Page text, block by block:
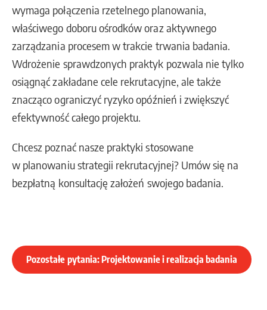
wymaga połączenia rzetelnego planowania,
właściwego doboru ośrodków oraz aktywnego
zarządzania procesem w trakcie trwania badania.
Wdrożenie sprawdzonych praktyk pozwala nie tylko
osiągnąć zakładane cele rekrutacyjne, ale także
znacząco ograniczyć ryzyko opóźnień i zwiększyć
efektywność całego projektu.
Chcesz poznać nasze praktyki stosowane
w planowaniu strategii rekrutacyjnej? Umów się na
bezpłatną konsultację założeń swojego badania.
Pozostałe pytania: Projektowanie i realizacja badania